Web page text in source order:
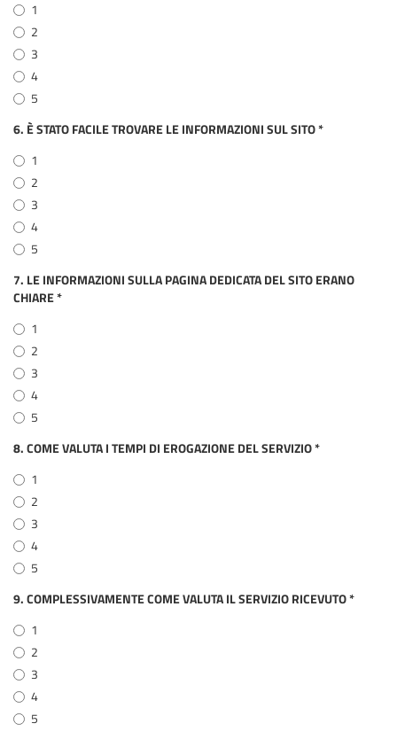
1
2
3
4
5
6. È STATO FACILE TROVARE LE INFORMAZIONI SUL SITO*
1
2
3
4
5
7. LE INFORMAZIONI SULLA PAGINA DEDICATA DEL SITO ERANO
CHIARE*
1
2
3
4
5
8. COME VALUTA I TEMPI DI EROGAZIONE DEL SERVIZIO*
1
2
3
4
5
9. COMPLESSIVAMENTE COME VALUTA IL SERVIZIO RICEVUTO*
1
2
3
4
5